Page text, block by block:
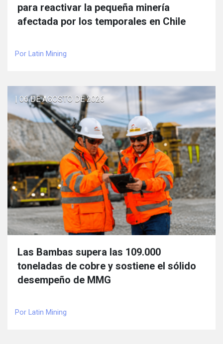
para reactivar la pequeña minería
afectada por los temporales en Chile
Por Latin Mining
| 06 DE AGOSTO DE 2026
Las Bambas supera las 109.000
toneladas de cobre y sostiene el sólido
desempeño de MMG
Por Latin Mining